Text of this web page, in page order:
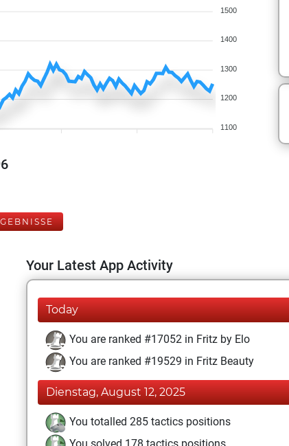
1500
1400
1300
1200
1100
Your Latest App Activity
Today
You are ranked #17052 in Fritz by Elo
You are ranked #19529 in Fritz Beauty
Dienstag, August 12, 2025
You totalled 285 tactics positions